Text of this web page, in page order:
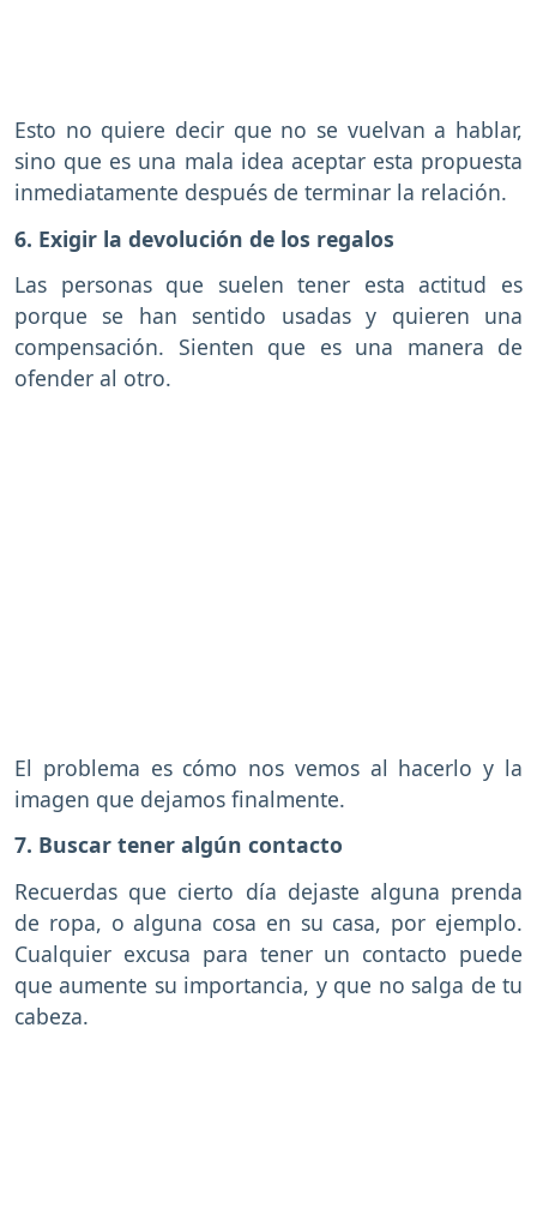
Esto no quiere decir que no se vuelvan a hablar,
sino que es una mala idea aceptar esta propuesta
inmediatamente después de terminar la relación.
6. Exigir la devolución de los regalos
Las personas que suelen tener esta actitud es
porque se han sentido usadas y quieren una
compensación. Sienten que es una manera de
ofender al otro.
El problema es cómo nos vemos al hacerlo y la
imagen que dejamos finalmente.
7. Buscar tener algún contacto
Recuerdas que cierto día dejaste alguna prenda
de ropa, o alguna cosa en su casa, por ejemplo.
Cualquier excusa para tener un contacto puede
que aumente su importancia, y que no salga de tu
cabeza.